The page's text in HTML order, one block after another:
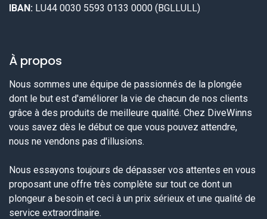
IBAN: LU44 0030 5593 0133 0000 (BGLLULL)
À propos
Nous sommes une équipe de passionnés de la plongée
dont le but est d'améliorer la vie de chacun de nos clients
grâce à des produits de meilleure qualité. Chez DiveWinns
vous savez dès le début ce que vous pouvez attendre,
nous ne vendons pas d'illusions.
Nous essayons toujours de dépasser vos attentes en vous
proposant une offre très complète sur tout ce dont un
plongeur a besoin et ceci à un prix sérieux et une qualité de
service extraordinaire.